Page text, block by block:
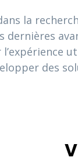
la
dernières
des